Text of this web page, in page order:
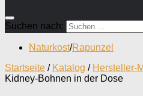
Suchen nach:
Naturkost/Rapunzel
Startseite / Katalog / Hersteller-
Kidney-Bohnen in der Dose